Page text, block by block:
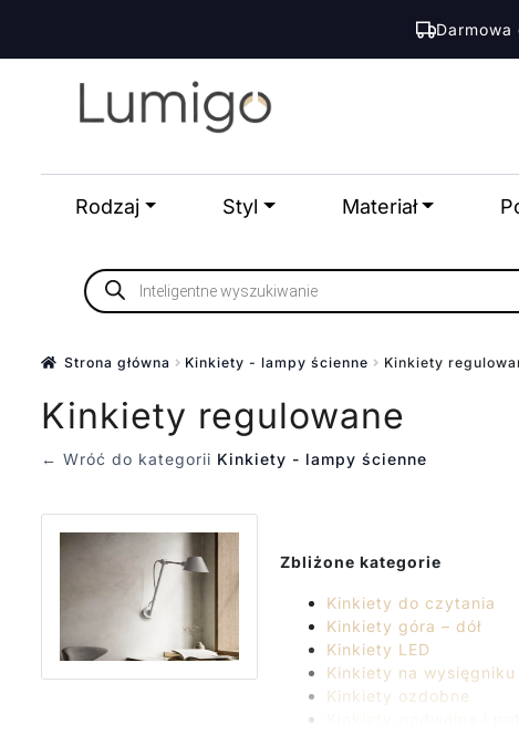
Darmowa
Przejdź
nawigacji
Przejdź
treści
Rodzaj Styl Materiał
Wyszukiwarka
produktów
Strona główna Kinkiety - lampy ścienne Kinkiety
Kinkiety regulowane
← Wróć do kategorii Kinkiety - lampy ścienne
Zbliżone kategorie
Kinkiety do czytania
Kinkiety góra – dół
Kinkiety LED
Kinkiety na wysięgniku
Kinkiety ozdobne